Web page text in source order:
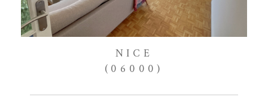
NICE
(06000)